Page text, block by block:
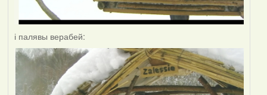
і палявы верабей: